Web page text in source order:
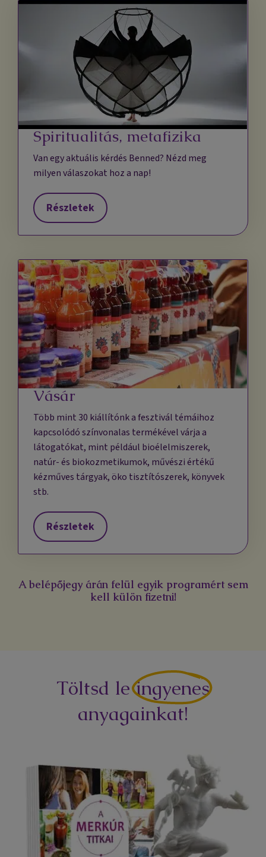
Spiritualitás, metafizika
Van egy aktuális kérdés Benned? Nézd meg
milyen válaszokat hoz a nap!
Részletek
Vásár
Több mint 30 kiállítónk a fesztivál témáihoz
kapcsolódó színvonalas termékével várja a
látogatókat, mint például bioélelmiszerek,
natúr- és biokozmetikumok, művészi értékű
kézműves tárgyak, öko tisztítószerek, könyvek
stb.
Részletek
A belépőjegy árán felül egyik programért sem
kell külön fizetni!
Töltsd le ingyenes
anyagainkat!